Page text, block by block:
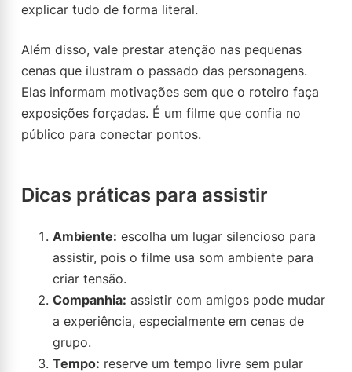
explicar tudo de forma literal.
Além disso, vale prestar atenção nas pequenas
cenas que ilustram o passado das personagens.
Elas informam motivações sem que o roteiro faça
exposições forçadas. É um filme que confia no
público para conectar pontos.
Dicas práticas para assistir
Ambiente: escolha um lugar silencioso para
assistir, pois o filme usa som ambiente para
criar tensão.
Companhia: assistir com amigos pode mudar
a experiência, especialmente em cenas de
grupo.
Tempo: reserve um tempo livre sem pular